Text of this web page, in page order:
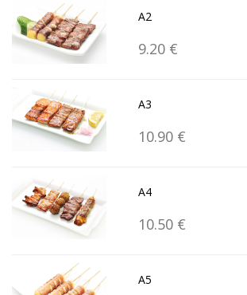
A2
9.20 €
A3
10.90 €
A4
10.50 €
A5